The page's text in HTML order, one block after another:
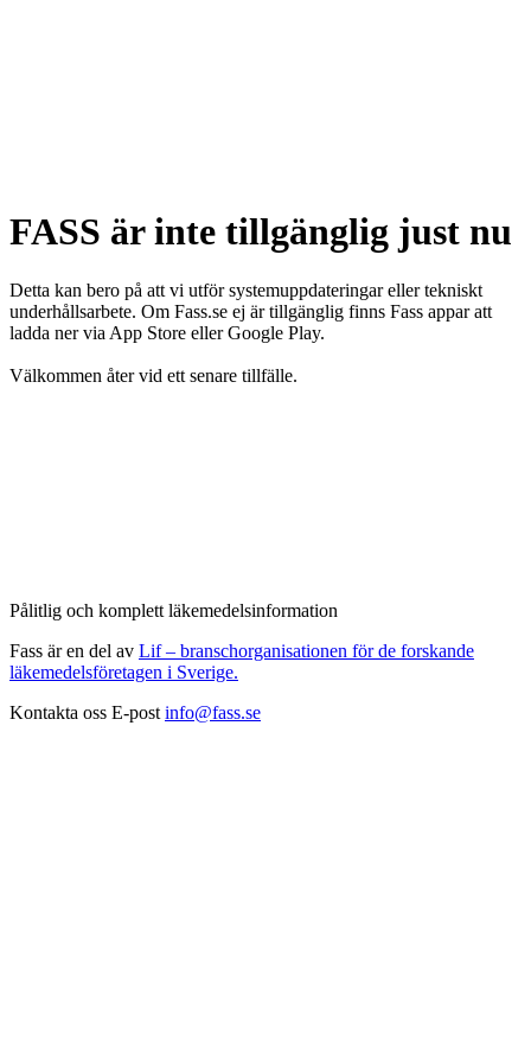
FASS är inte tillgänglig just nu
Detta kan bero på att vi utför systemuppdateringar eller tekniskt
underhållsarbete. Om Fass.se ej är tillgänglig finns Fass appar att
ladda ner via App Store eller Google Play.
Välkommen åter vid ett senare tillfälle.
Pålitlig och komplett läkemedelsinformation
Fass är en del av Lif – branschorganisationen för de forskande
läkemedelsföretagen i Sverige.
Kontakta oss E-post info@fass.se